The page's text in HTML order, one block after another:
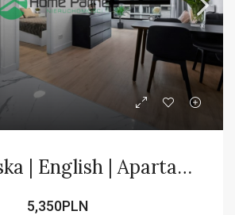
Grzybowska | English | Apartamentowiec
5,350PLN